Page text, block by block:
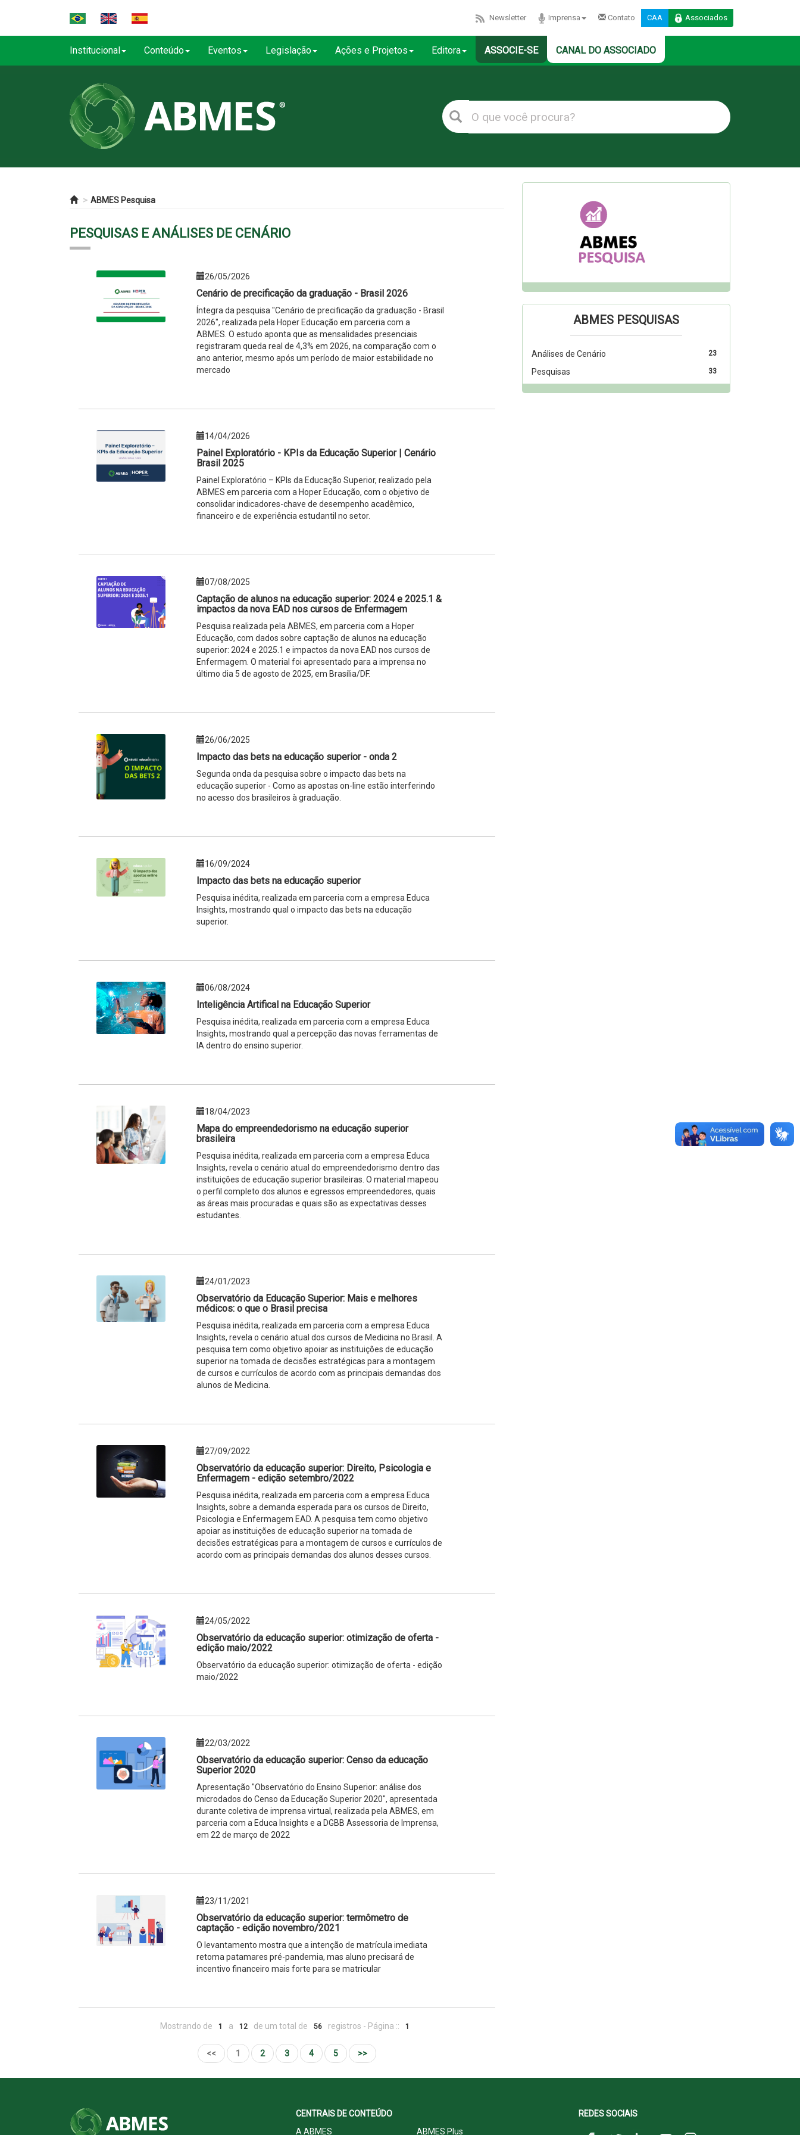
Newsletter Imprensa Contato CAA Associados
Institucional Conteúdo Eventos Legislação Ações e Projetos Editora ASSOCIE-SE CANAL DO ASSOCIADO
ABMES Pesquisa
PESQUISAS E ANÁLISES DE CENÁRIO
26/05/2026
Cenário de precificação da graduação - Brasil 2026
Íntegra da pesquisa "Cenário de precificação da graduação - Brasil
2026", realizada pela Hoper Educação em parceria com a
ABMES. O estudo aponta que as mensalidades presenciais
registraram queda real de 4,3% em 2026, na comparação com o
ano anterior, mesmo após um período de maior estabilidade no
mercado
14/04/2026
Painel Exploratório - KPIs da Educação Superior | Cenário
Brasil 2025
Painel Exploratório – KPIs da Educação Superior, realizado pela
ABMES em parceria com a Hoper Educação, com o objetivo de
consolidar indicadores-chave de desempenho acadêmico,
financeiro e de experiência estudantil no setor.
07/08/2025
Captação de alunos na educação superior: 2024 e 2025.1 &
impactos da nova EAD nos cursos de Enfermagem
Pesquisa realizada pela ABMES, em parceria com a Hoper
Educação, com dados sobre captação de alunos na educação
superior: 2024 e 2025.1 e impactos da nova EAD nos cursos de
Enfermagem. O material foi apresentado para a imprensa no
último dia 5 de agosto de 2025, em Brasília/DF.
26/06/2025
Impacto das bets na educação superior - onda 2
Segunda onda da pesquisa sobre o impacto das bets na
educação superior - Como as apostas on-line estão interferindo
no acesso dos brasileiros à graduação.
16/09/2024
Impacto das bets na educação superior
Pesquisa inédita, realizada em parceria com a empresa Educa
Insights, mostrando qual o impacto das bets na educação
superior.
06/08/2024
Inteligência Artifical na Educação Superior
Pesquisa inédita, realizada em parceria com a empresa Educa
Insights, mostrando qual a percepção das novas ferramentas de
IA dentro do ensino superior.
18/04/2023
Mapa do empreendedorismo na educação superior
brasileira
Pesquisa inédita, realizada em parceria com a empresa Educa
Insights, revela o cenário atual do empreendedorismo dentro das
instituições de educação superior brasileiras. O material mapeou
o perfil completo dos alunos e egressos empreendedores, quais
as áreas mais procuradas e quais são as expectativas desses
estudantes.
24/01/2023
Observatório da Educação Superior: Mais e melhores
médicos: o que o Brasil precisa
Pesquisa inédita, realizada em parceria com a empresa Educa
Insights, revela o cenário atual dos cursos de Medicina no Brasil. A
pesquisa tem como objetivo apoiar as instituições de educação
superior na tomada de decisões estratégicas para a montagem
de cursos e currículos de acordo com as principais demandas dos
alunos de Medicina.
27/09/2022
Observatório da educação superior: Direito, Psicologia e
Enfermagem - edição setembro/2022
Pesquisa inédita, realizada em parceria com a empresa Educa
Insights, sobre a demanda esperada para os cursos de Direito,
Psicologia e Enfermagem EAD. A pesquisa tem como objetivo
apoiar as instituições de educação superior na tomada de
decisões estratégicas para a montagem de cursos e currículos de
acordo com as principais demandas dos alunos desses cursos.
24/05/2022
Observatório da educação superior: otimização de oferta -
edição maio/2022
Observatório da educação superior: otimização de oferta - edição
maio/2022
22/03/2022
Observatório da educação superior: Censo da educação
Superior 2020
Apresentação "Observatório do Ensino Superior: análise dos
microdados do Censo da Educação Superior 2020", apresentada
durante coletiva de imprensa virtual, realizada pela ABMES, em
parceria com a Educa Insights e a DGBB Assessoria de Imprensa,
em 22 de março de 2022
23/11/2021
Observatório da educação superior: termômetro de
captação - edição novembro/2021
O levantamento mostra que a intenção de matrícula imediata
retoma patamares pré-pandemia, mas aluno precisará de
incentivo financeiro mais forte para se matricular
Mostrando de 1 a 12 de um total de 56 registros - Página :: 1
<< 1 2 3 4 5 >>
ABMES PESQUISAS
23
Análises de Cenário
33
Pesquisas
CENTRAIS DE CONTEÚDO
A ABMES
ABMES Plus
REDES SOCIAIS